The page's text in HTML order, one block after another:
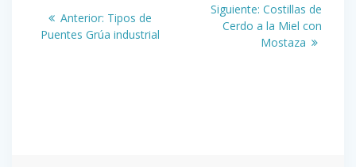
de
Anterior: Entrada
anterior:
Tipos de
Puentes Grúa industrial
Siguiente: Siguiente
entrada:
Costillas de
Cerdo a la Miel con
Mostaza